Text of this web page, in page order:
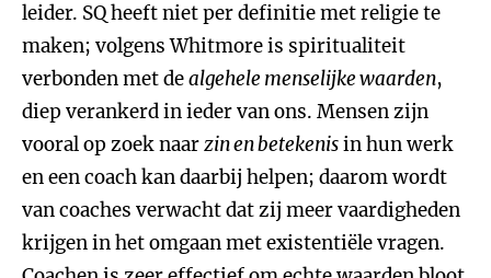
leider. SQ heeft niet per definitie met religie te
maken; volgens Whitmore is spiritualiteit
verbonden met dealgehele menselijke waarden,
diep verankerd in ieder van ons. Mensen zijn
vooral op zoek naarzin en betekenisin hun werk
en een coach kan daarbij helpen; daarom wordt
van coaches verwacht dat zij meer vaardigheden
krijgen in het omgaan met existentiële vragen.